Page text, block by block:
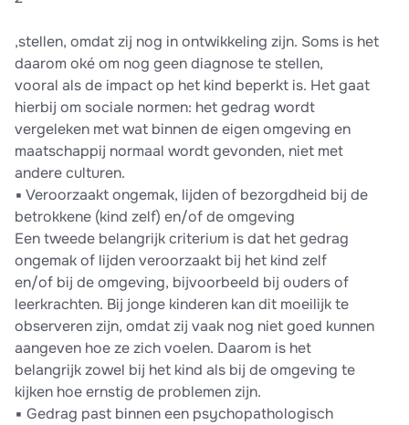
,stellen, omdat zij nog in ontwikkeling zijn. Soms is het
daarom oké om nog geen diagnose te stellen,
vooral als de impact op het kind beperkt is. Het gaat
hierbij om sociale normen: het gedrag wordt
vergeleken met wat binnen de eigen omgeving en
maatschappij normaal wordt gevonden, niet met
andere culturen.
▪ Veroorzaakt ongemak, lijden of bezorgdheid bij de
betrokkene (kind zelf) en/of de omgeving
Een tweede belangrijk criterium is dat het gedrag
ongemak of lijden veroorzaakt bij het kind zelf
en/of bij de omgeving, bijvoorbeeld bij ouders of
leerkrachten. Bij jonge kinderen kan dit moeilijk te
observeren zijn, omdat zij vaak nog niet goed kunnen
aangeven hoe ze zich voelen. Daarom is het
belangrijk zowel bij het kind als bij de omgeving te
kijken hoe ernstig de problemen zijn.
▪ Gedrag past binnen een psychopathologisch